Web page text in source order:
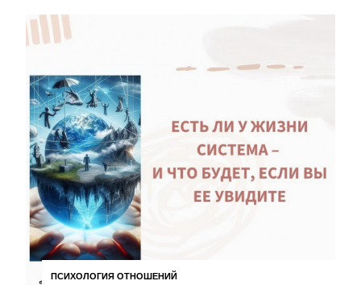
ПСИХОЛОГИЯ ОТНОШЕНИЙ